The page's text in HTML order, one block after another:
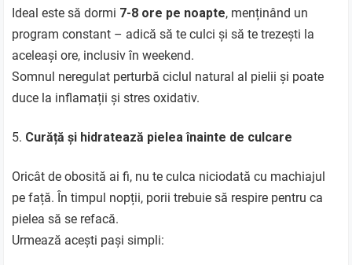
Ideal este să dormi 7-8 ore pe noapte, menținând un
program constant – adică să te culci și să te trezești la
aceleași ore, inclusiv în weekend.
Somnul neregulat perturbă ciclul natural al pielii și poate
duce la inflamații și stres oxidativ.
Curăță și hidratează pielea înainte de culcare
Oricât de obosită ai fi, nu te culca niciodată cu machiajul
pe față. În timpul nopții, porii trebuie să respire pentru ca
pielea să se refacă.
Urmează acești pași simpli: